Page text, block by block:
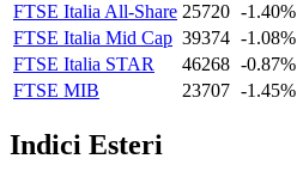
FTSE Italia All-Share 25720 -1.40%
FTSE Italia Mid Cap 39374 -1.08%
FTSE Italia STAR
46268 -0.87%
FTSE MIB
23707 -1.45%
Indici Esteri